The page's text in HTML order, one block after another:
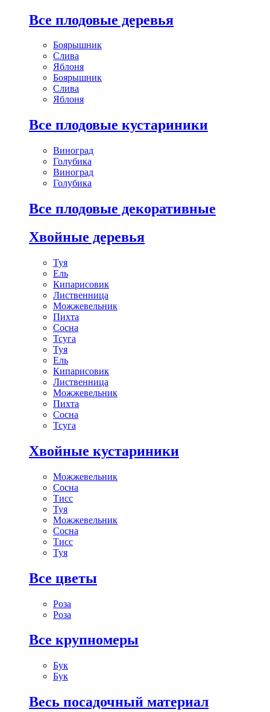
Все плодовые деревья
Боярышник
Слива
Яблоня
Боярышник
Слива
Яблоня
Все плодовые кустариники
Виноград
Голубика
Виноград
Голубика
Все плодовые декоративные
Хвойные деревья
Туя
Ель
Кипарисовик
Лиственница
Можжевельник
Пихта
Сосна
Тсуга
Туя
Ель
Кипарисовик
Лиственница
Можжевельник
Пихта
Сосна
Тсуга
Хвойные кустариники
Можжевельник
Сосна
Тисс
Туя
Можжевельник
Сосна
Тисс
Туя
Все цветы
Роза
Роза
Все крупномеры
Бук
Бук
Весь посадочный материал